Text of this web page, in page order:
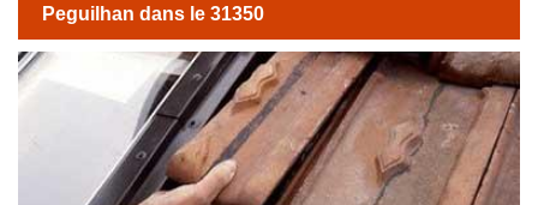
Peguilhan dans le 31350